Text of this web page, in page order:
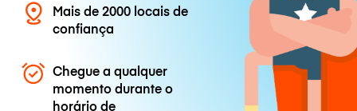
Mais de 2000 locais de
confiança
Chegue a qualquer
momento durante o
horário de